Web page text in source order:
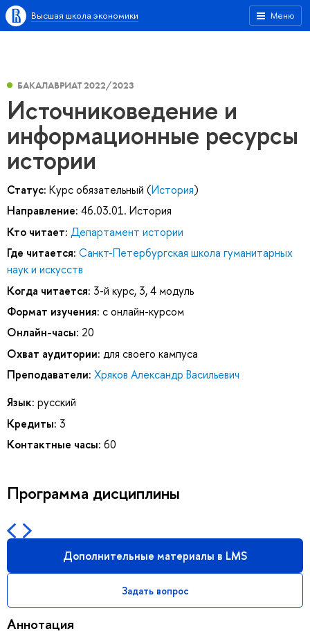
Меню
Высшая школа экономики
БАКАЛАВРИАТ 2022/2023
Источниковедение и
информационные ресурсы
истории
Статус: Курс обязательный (История)
Направление: 46.03.01. История
Кто читает: Департамент истории
Где читается: Санкт-Петербургская школа гуманитарных
наук и искусств
Когда читается: 3-й курс, 3, 4 модуль
Формат изучения: с онлайн-курсом
Онлайн-часы: 20
Охват аудитории: для своего кампуса
Преподаватели: Хряков Александр Васильевич
Язык: русский
Кредиты: 3
Контактные часы: 60
Программа дисциплины
Дополнительные материалы в LMS
Задать вопрос
Аннотация